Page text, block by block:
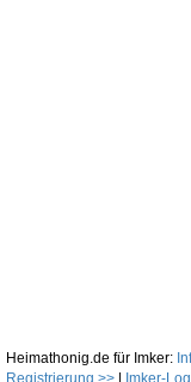
Heimathonig.de für Imker:
Registrierung >>
Imker-